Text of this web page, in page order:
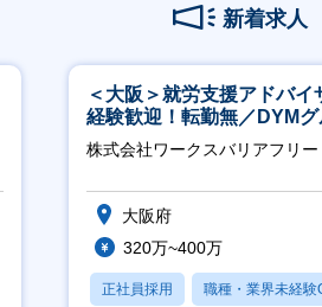
新着求人
＜大阪＞就労支援アドバイ
経験歓迎！転勤無／DYM
ホスピタリティ高い方歓迎
祝】
株式会社ワークスバリアフリー
大阪府
320万~400万
正社員採用 職種・業界未経験